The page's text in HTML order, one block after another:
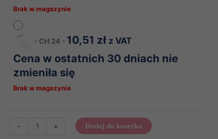
Brak w magazynie
- CH 24 - 10,51 zł z VAT
Cena w ostatnich 30 dniach nie
zmieniła się
Brak w magazynie
- + Dodaj do koszyka